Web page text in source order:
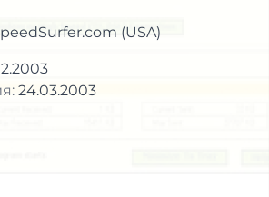
(USA)
24.03.2003